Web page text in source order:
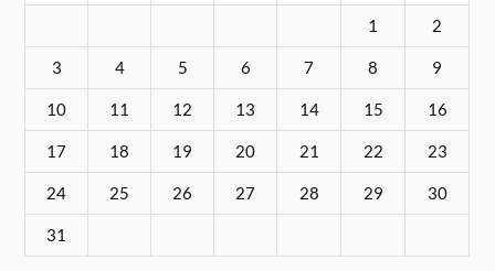
1 2
3 4 5 6 7 8 9
10 11 12 13 14 15 16
17 18 19 20 21 22 23
24 25 26 27 28 29 30
31